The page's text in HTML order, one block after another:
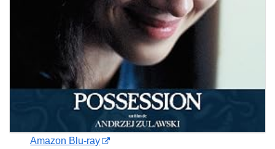
Amazon Blu-ray